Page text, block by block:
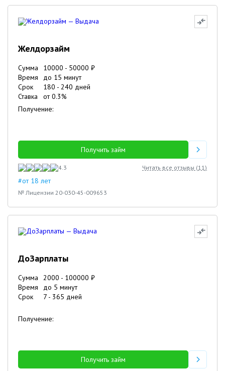
Желдорзайм
Сумма 10000 - 50000 ₽
Время
до 15 минут
Срок
180 - 240 дней
Ставка
от0.3%
Получение:
Получить займ
4.3 Читать все отзывы (11)
#от 18 лет
№ Лицензии 20-030-45-009653
ДоЗарплаты
Сумма 2000 - 100000 ₽
Время
до 5 минут
Срок
7 - 365 дней
Получение:
Получить займ